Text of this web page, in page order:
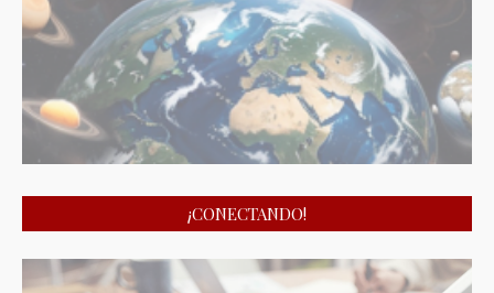
¡CONECTANDO!